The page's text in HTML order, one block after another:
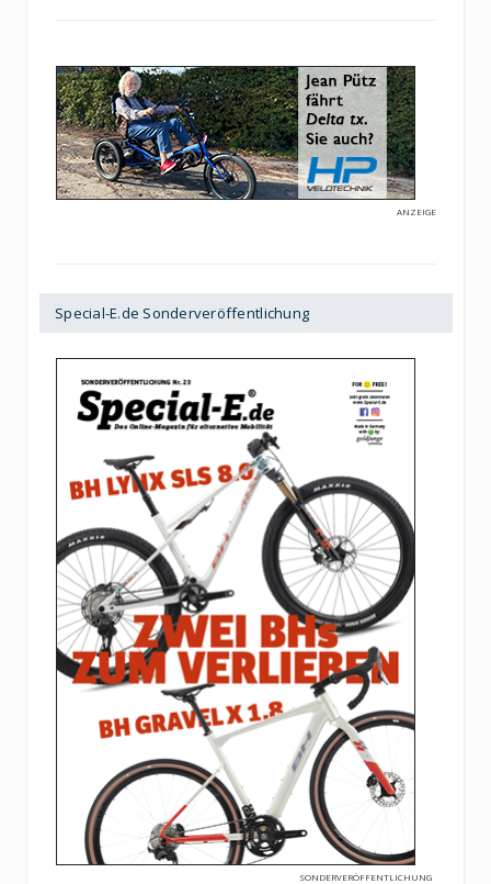
ANZEIGE
Special-E.de Sonderveröffentlichung
SONDERVERÖFFENTLICHUNG